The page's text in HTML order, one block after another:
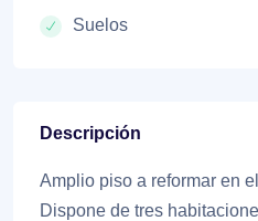
Suelos
Descripción
Amplio piso a reformar en
Dispone de tres